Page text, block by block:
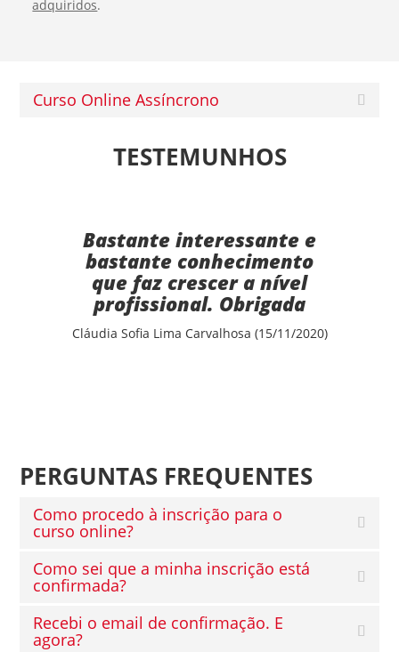
adquiridos.
Curso Online Assíncrono
TESTEMUNHOS
Bastante interessante e
bastante conhecimento
que faz crescer a nível
profissional. Obrigada
Cláudia Sofia Lima Carvalhosa (15/11/2020)
PERGUNTAS FREQUENTES
Como procedo à inscrição para o
curso online?
Como sei que a minha inscrição está
confirmada?
Recebi o email de confirmação. E
agora?